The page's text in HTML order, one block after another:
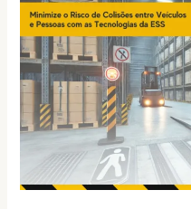
Prevenção
de
Colisões
em
Armazéns
com
Tecnologias
ESS